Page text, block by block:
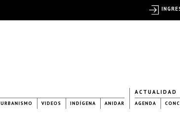
URBANISMO VIDEOS INDÍGENA ANIDAR
ACTUALIDAD
AGENDA